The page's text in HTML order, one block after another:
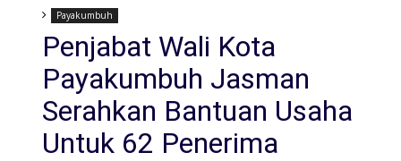
Payakumbuh
Penjabat Wali Kota
Payakumbuh Jasman
Serahkan Bantuan Usaha
Untuk 62 Penerima